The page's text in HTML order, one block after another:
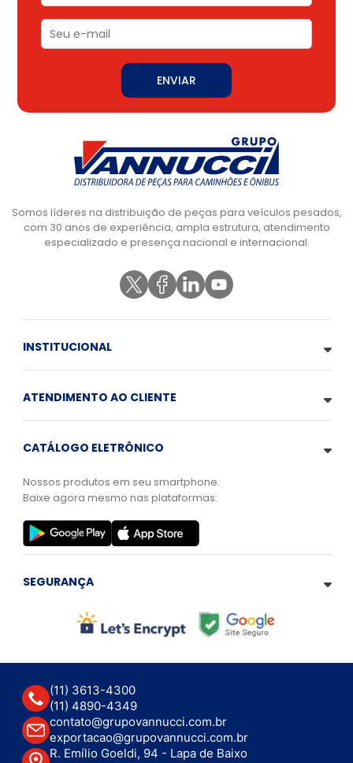
ENVIAR
Somos líderes na distribuição de peças para veículos pesados,
com 30 anos de experiência, ampla estrutura, atendimento
especializado e presença nacional e internacional.
INSTITUCIONAL
ATENDIMENTO AO CLIENTE
CATÁLOGO ELETRÔNICO
Nossos produtos em seu smartphone.
Baixe agora mesmo nas plataformas:
SEGURANÇA
(11) 3613-4300
(11) 4890-4349
contato@grupovannucci.com.br
exportacao@grupovannucci.com.br
R. Emílio Goeldi, 94 - Lapa de Baixo